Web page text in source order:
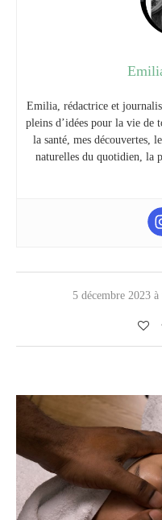
Emilia, rédactrice et
pleins d’idées pour la vie de
la santé, mes découvertes,
naturelles du quotidien, la
5 décembre 2023 à